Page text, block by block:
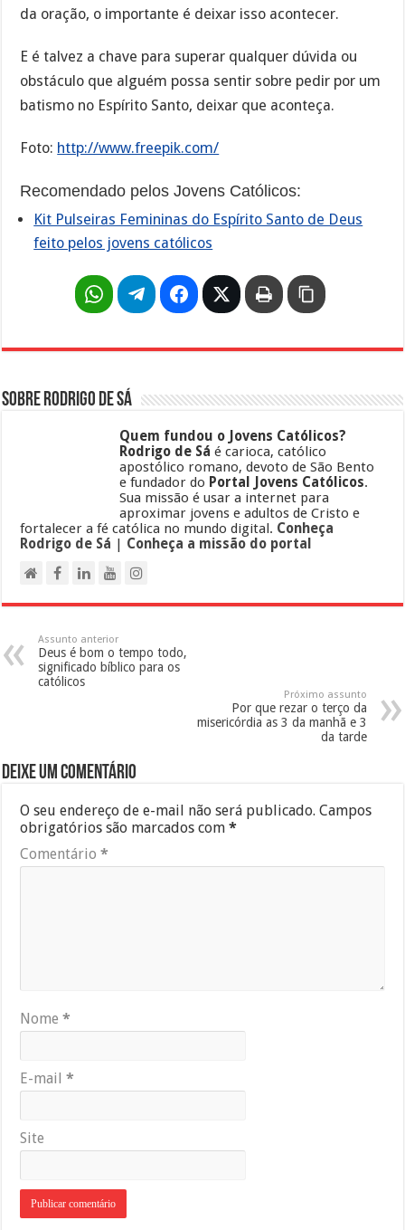
da oração, o importante é deixar isso acontecer.
E é talvez a chave para superar qualquer dúvida ou
obstáculo que alguém possa sentir sobre pedir por um
batismo no Espírito Santo, deixar que aconteça.
Foto: http://www.freepik.com/
Recomendado pelos Jovens Católicos:
Kit Pulseiras Femininas do Espírito Santo de Deus
feito pelos jovens católicos
Sobre Rodrigo de Sá
Quem fundou o Jovens Católicos?
Rodrigo de Sá é carioca, católico
apostólico romano, devoto de São Bento
e fundador do Portal Jovens Católicos.
Sua missão é usar a internet para
aproximar jovens e adultos de Cristo e
fortalecer a fé católica no mundo digital. Conheça
Rodrigo de Sá | Conheça a missão do portal
Assunto anterior
Deus é bom o tempo todo,
significado bíblico para os
católicos
Próximo assunto
Por que rezar o terço da
misericórdia as 3 da manhã e 3
da tarde
Deixe um comentário
O seu endereço de e-mail não será publicado. Campos
obrigatórios são marcados com*
Comentário*
Nome*
E-mail*
Site